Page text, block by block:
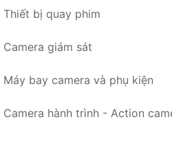
Thiết bị quay phim
Camera giám sát
Máy bay camera và phụ kiện
Camera hành trình - Action